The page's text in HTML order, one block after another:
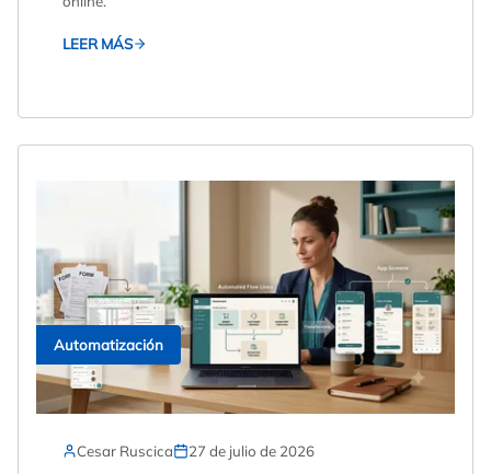
LEER MÁS
Automatización
Cesar Ruscica 27 de julio de 2026